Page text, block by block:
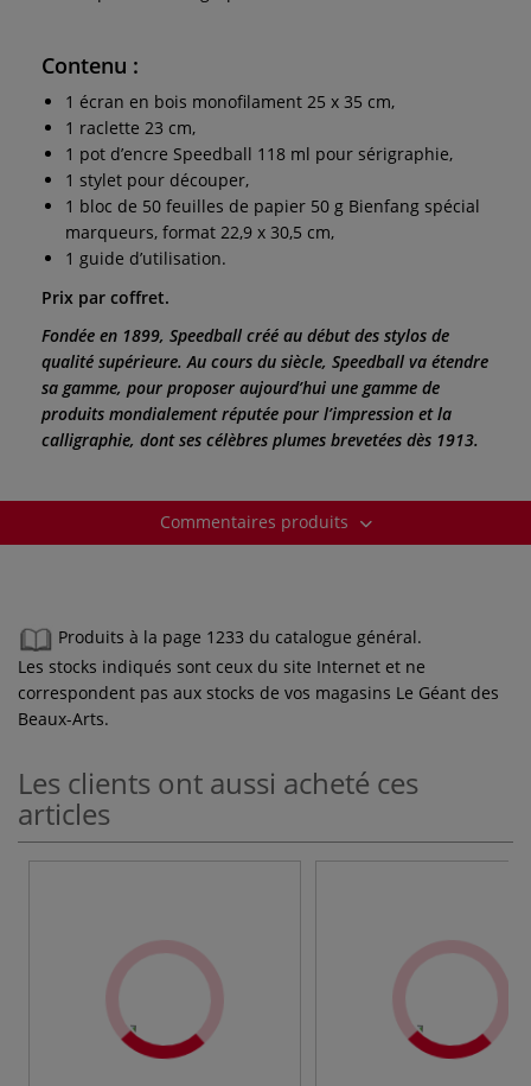
Contenu :
1 écran en bois monofilament 25 x 35 cm,
1 raclette 23 cm,
1 pot d’encre Speedball 118 ml pour sérigraphie,
1 stylet pour découper,
1 bloc de 50 feuilles de papier 50 g Bienfang spécial
marqueurs, format 22,9 x 30,5 cm,
1 guide d’utilisation.
Prix par coffret.
Fondée en 1899, Speedball créé au début des stylos de
qualité supérieure. Au cours du siècle, Speedball va étendre
sa gamme, pour proposer aujourd’hui une gamme de
produits mondialement réputée pour l’impression et la
calligraphie, dont ses célèbres plumes brevetées dès 1913.
Commentaires produits
Produits à la page 1233 du catalogue général.
Les stocks indiqués sont ceux du site Internet et ne
correspondent pas aux stocks de vos magasins Le Géant des
Beaux-Arts.
Les clients ont aussi acheté ces
articles